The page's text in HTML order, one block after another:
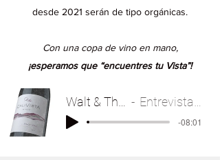
desde 2021 serán de tipo orgánicas.
Con una copa de vino en mano,
¡esperamos que “encuentres tu Vista”!
Entrevista con Calivista
-08:01